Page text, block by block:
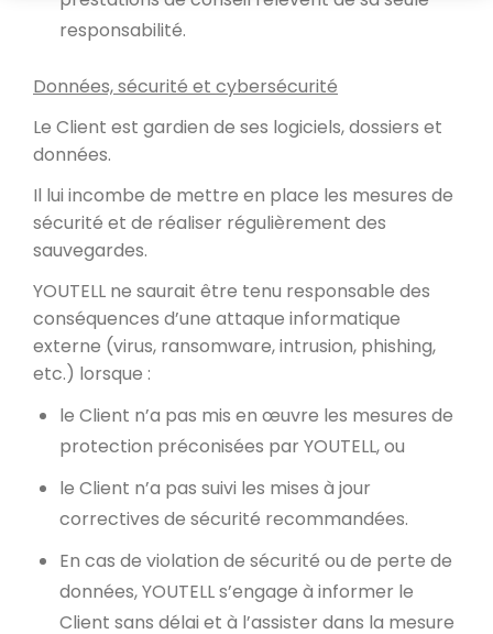
responsabilité.
Données, sécurité et cybersécurité
Le Client est gardien de ses logiciels, dossiers et
données.
Il lui incombe de mettre en place les mesures de
sécurité et de réaliser régulièrement des
sauvegardes.
YOUTELL ne saurait être tenu responsable des
conséquences d’une attaque informatique
externe (virus, ransomware, intrusion, phishing,
etc.) lorsque :
le Client n’a pas mis en œuvre les mesures de
protection préconisées par YOUTELL, ou
le Client n’a pas suivi les mises à jour
correctives de sécurité recommandées.
En cas de violation de sécurité ou de perte de
données, YOUTELL s’engage à informer le
Client sans délai et à l’assister dans la mesure